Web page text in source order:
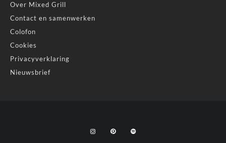
Over Mixed Grill
Contact en samenwerken
Colofon
Cookies
Privacyverklaring
Nieuwsbrief